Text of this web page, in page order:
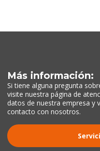
Más información:
Si tiene alguna pregunta
visite nuestra página de
datos de nuestra empresa y
contacto con nosotros.